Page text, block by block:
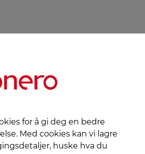
for å gi deg en bedre
Med cookies kan vi lagre
huske hva du